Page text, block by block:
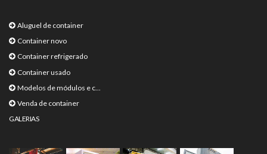
Aluguel de container
Container novo
Container refrigerado
Container usado
Modelos de módulos e c...
Venda de container
GALERIAS